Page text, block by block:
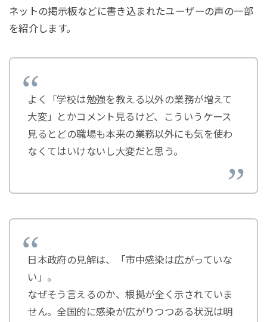
ネットの掲示板などに書き込まれたユーザーの声の一部
を紹介します。
よく「学校は勉強を教える以外の業務が増えて
大変」とかコメント見るけど、こういうケース
見るとどの職場も本来の業務以外にも気を使わ
なくてはいけないし大変だと思う。
日本政府の見解は、「市中感染は広がっていな
い」。
なぜそう言えるのか、根拠が全く示されていま
せん。全国的に感染が広がりつつある状況は明